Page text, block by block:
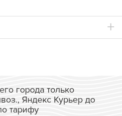
города только
Яндекс Курьер до
тарифу